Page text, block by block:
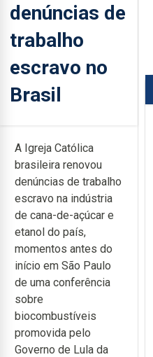
denúncias de
trabalho
escravo no
Brasil
A Igreja Católica
brasileira renovou
denúncias de trabalho
escravo na indústria
de cana-de-açúcar e
etanol do país,
momentos antes do
início em São Paulo
de uma conferência
sobre
biocombustíveis
promovida pelo
Governo de Lula da